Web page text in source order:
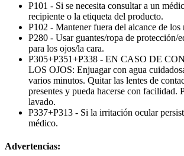
P101 - Si se necesita consultar a un
recipiente o la etiqueta del producto.
P102 - Mantener fuera del alcance de los
P280 - Usar guantes/ropa de protección/
para los ojos/la cara.
P305+P351+P338 - EN CASO DE
LOS OJOS: Enjuagar con agua
varios minutos. Quitar las lentes de
presentes y pueda hacerse con facilidad.
lavado.
P337+P313 - Si la irritación ocular
médico.
Advertencias: